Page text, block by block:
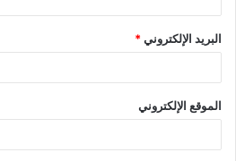
البريد الإلكتروني*
الموقع الإلكتروني